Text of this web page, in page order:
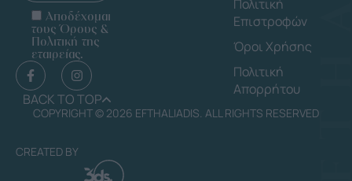
Αποδέχομαι
τους Όρους &
Πολιτική της
εταιρείας.
BACK TO TOP
Πολιτική
Επιστροφών
Όροι Χρήσης
Πολιτική
Απορρήτου
COPYRIGHT © 2026 EFTHALIADIS. ALL RIGHTS RESERVED
CREATED BY